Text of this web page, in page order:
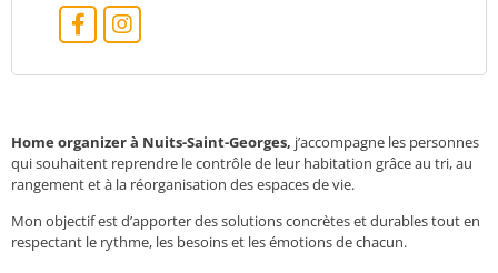
Home organizer à Nuits-Saint-Georges, j’accompagne les personnes
qui souhaitent reprendre le contrôle de leur habitation grâce au tri, au
rangement et à la réorganisation des espaces de vie.
Mon objectif est d’apporter des solutions concrètes et durables tout en
respectant le rythme, les besoins et les émotions de chacun.